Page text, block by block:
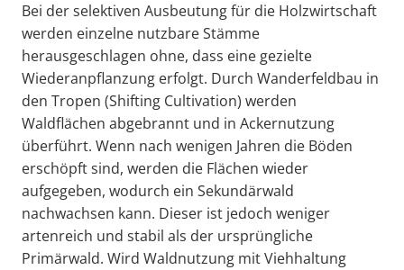
Bei der selektiven Ausbeutung für die Holzwirtschaft
werden einzelne nutzbare Stämme
herausgeschlagen ohne, dass eine gezielte
Wiederanpflanzung erfolgt. Durch Wanderfeldbau in
den Tropen (Shifting Cultivation) werden
Waldflächen abgebrannt und in Ackernutzung
überführt. Wenn nach wenigen Jahren die Böden
erschöpft sind, werden die Flächen wieder
aufgegeben, wodurch ein Sekundärwald
nachwachsen kann. Dieser ist jedoch weniger
artenreich und stabil als der ursprüngliche
Primärwald. Wird Waldnutzung mit Viehhaltung